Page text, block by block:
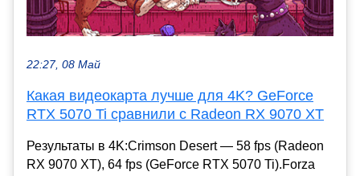
22:27, 08 Май
Какая видеокарта лучше для 4K? GeForce
RTX 5070 Ti сравнили с Radeon RX 9070 XT
Результаты в 4K:Crimson Desert — 58 fps (Radeon
RX 9070 XT), 64 fps (GeForce RTX 5070 Ti).Forza